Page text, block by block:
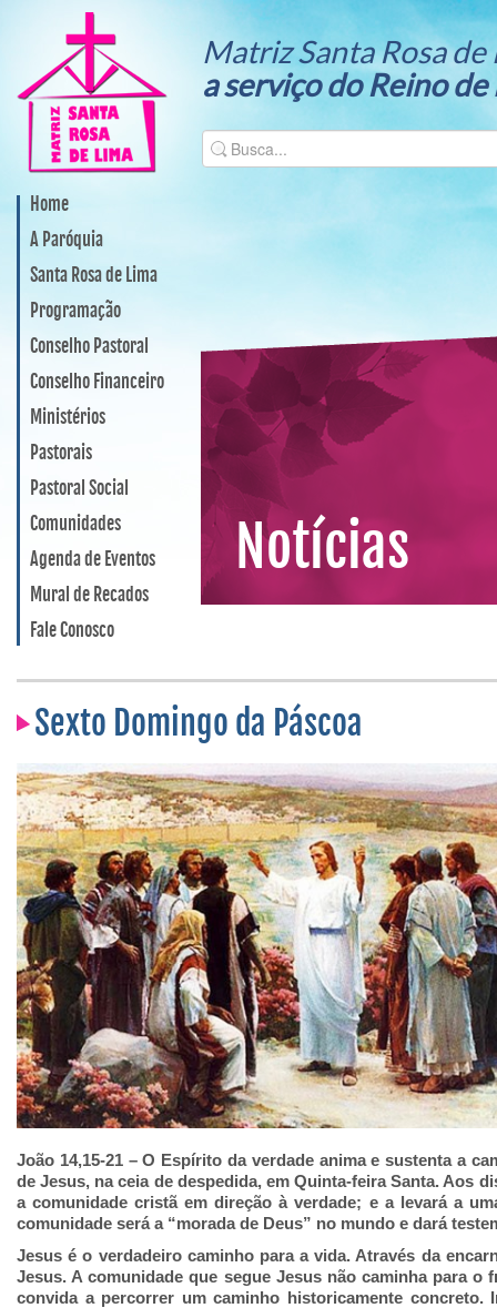
Home
A Paróquia
Santa Rosa de Lima
Programação
Conselho Pastoral
Conselho Financeiro
Ministérios
Pastorais
Pastoral Social
Comunidades
Agenda de Eventos
Mural de Recados
Fale Conosco
Matriz Santa Rosa de
a serviço do Reino
Notícias
Sexto Domingo da Páscoa
João 14,15-21– O Espírito da verdade anima e sustenta a
de Jesus, na ceia de despedida, em Quinta-feira Santa. Aos
a comunidade cristã em direção à verdade; e a levaráa
comunidade será a “morada de Deus” no mundo e dará
Jesus é o verdadeiro caminho para a vida. Através da
Jesus. A comunidade que segue Jesus não caminha para
convida a percorrer um caminho historicamente